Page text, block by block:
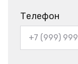
Телефон